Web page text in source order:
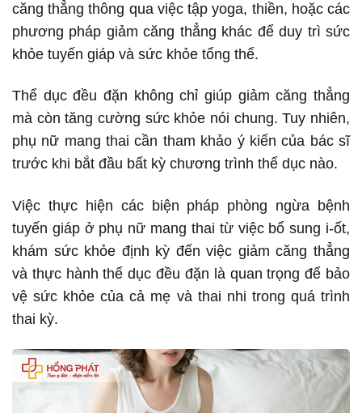
căng thẳng thông qua việc tập yoga, thiền, hoặc các
phương pháp giảm căng thẳng khác để duy trì sức
khỏe tuyến giáp và sức khỏe tổng thể.
Thể dục đều đặn không chỉ giúp giảm căng thẳng
mà còn tăng cường sức khỏe nói chung. Tuy nhiên,
phụ nữ mang thai cần tham khảo ý kiến của bác sĩ
trước khi bắt đầu bất kỳ chương trình thể dục nào.
Việc thực hiện các biện pháp phòng ngừa bệnh
tuyến giáp ở phụ nữ mang thai từ việc bổ sung i-ốt,
khám sức khỏe định kỳ đến việc giảm căng thẳng
và thực hành thể dục đều đặn là quan trọng để bảo
vệ sức khỏe của cả mẹ và thai nhi trong quá trình
thai kỳ.